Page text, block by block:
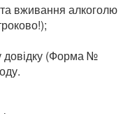
вживання алкоголю
довідку (Форма №